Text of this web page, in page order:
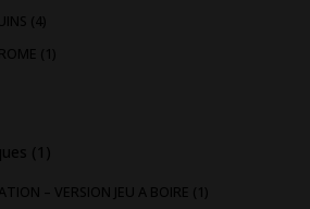
(4)
(1)
(1)
– VERSION JEU A BOIRE (1)